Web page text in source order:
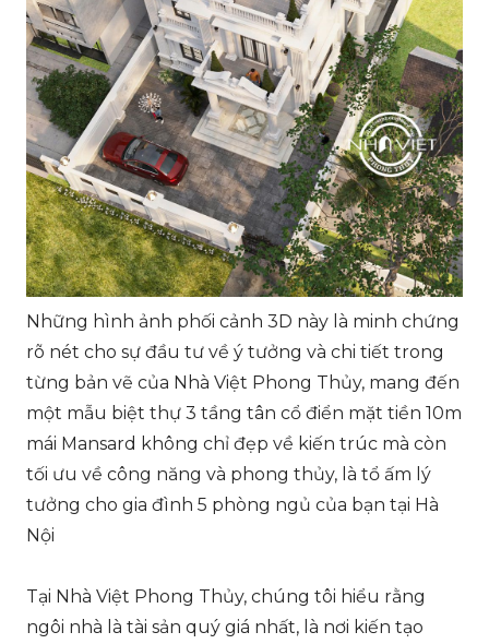
Những hình ảnh phối cảnh 3D này là minh chứng
rõ nét cho sự đầu tư về ý tưởng và chi tiết trong
từng bản vẽ của Nhà Việt Phong Thủy, mang đến
một mẫu biệt thự 3 tầng tân cổ điển mặt tiền 10m
mái Mansard không chỉ đẹp về kiến trúc mà còn
tối ưu về công năng và phong thủy, là tổ ấm lý
tưởng cho gia đình 5 phòng ngủ của bạn tại Hà
Nội
Tại Nhà Việt Phong Thủy, chúng tôi hiểu rằng
ngôi nhà là tài sản quý giá nhất, là nơi kiến tạo